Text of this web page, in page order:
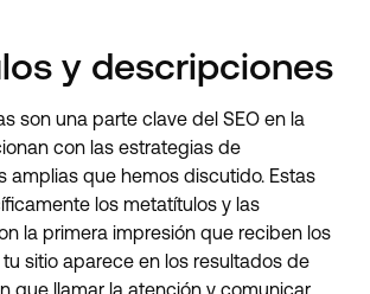
y descripciones
son una parte clave del SEO en la
con las estrategias de
amplias que hemos discutido. Estas
los metatítulos y las
la primera impresión que reciben los
sitio aparece en los resultados de
que llamar la atención y comunicar